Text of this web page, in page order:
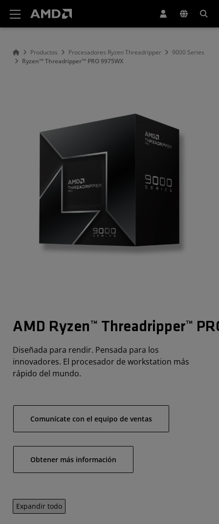
Productos Procesadores Ryzen Threadripper
9000 Series
Ryzen™ Threadripper™ PRO 9975WX
AMD Ryzen™ Threadripper™
Diseñada para rendir. Pensada para los
innovadores. El procesador de workstation más
rápido del mundo.
Comunícate con el equipo de ventas
Obtener más información
Expandir todo